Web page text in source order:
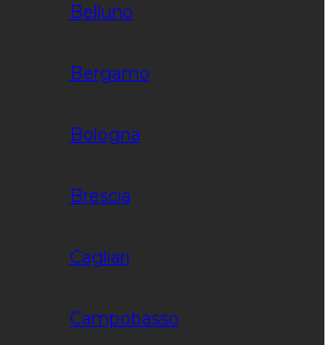
Belluno
Bergamo
Bologna
Brescia
Cagliari
Campobasso